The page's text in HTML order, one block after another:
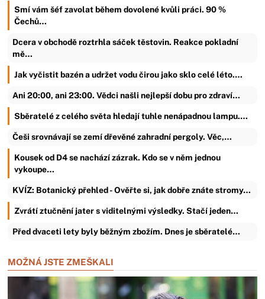
Smí vám šéf zavolat během dovolené kvůli práci. 90 %
Čechů…
Dcera v obchodě roztrhla sáček těstovin. Reakce pokladní
mě…
Jak vyčistit bazén a udržet vodu čirou jako sklo celé léto.…
Ani 20:00, ani 23:00. Vědci našli nejlepší dobu pro zdraví…
Sběratelé z celého světa hledají tuhle nenápadnou lampu.…
Češi srovnávají se zemí dřevěné zahradní pergoly. Věc,…
Kousek od D4 se nachází zázrak. Kdo se v něm jednou
vykoupe…
KVÍZ: Botanický přehled - Ověřte si, jak dobře znáte stromy…
Zvrátí ztučnění jater s viditelnými výsledky. Stačí jeden…
Před dvaceti lety byly běžným zbožím. Dnes je sběratelé…
MOŽNÁ JSTE ZMEŠKALI